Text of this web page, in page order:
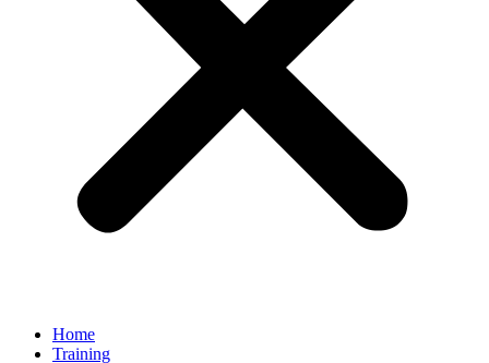
Home
Training